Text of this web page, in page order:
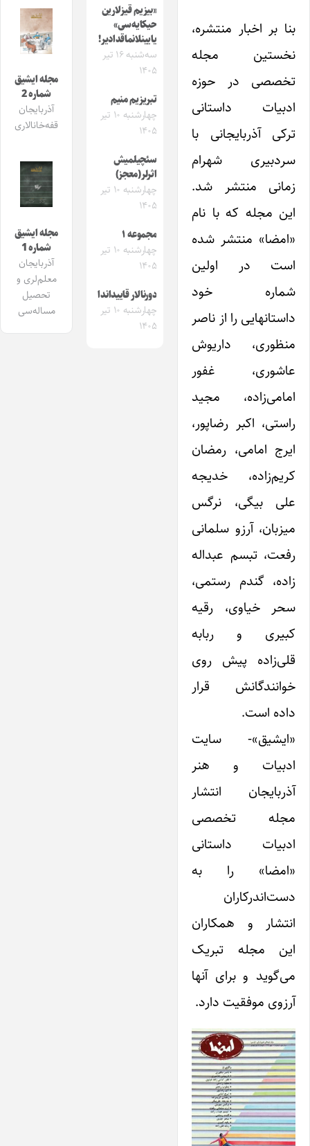
بنا بر اخبار منتشره،
نخستین مجله
تخصصی در حوزه
ادبیات داستانی
ترکی آذربایجانی با
سردبیری شهرام
زمانی منتشر شد.
این مجله که با نام
«امضا» منتشر شده
است در اولین
شماره خود
داستانهایی را از ناصر
منظوری، داریوش
عاشوری، غفور
امامی‌زاده، مجید
راستی، اکبر رضاپور،
ایرج امامی، رمضان
کریم‌زاده، خدیجه
علی بیگی، نرگس
میزبان، آرزو سلمانی
رفعت، تبسم عبداله
زاده، گندم رستمی،
سحر خیاوی، رقیه
کبیری و ربابه
قلی‌زاده پیش روی
خوانندگانش قرار
داده است.
«ایشیق»- سایت
ادبیات و هنر
آذربایجان انتشار
مجله تخصصی
ادبیات داستانی
«امضا» را به
دست‌اندرکاران
انتشار و همکاران
این مجله تبریک
می‌گوید و برای آنها
آرزوی موفقیت دارد.
«بیزیم قیزلارین
حیکایه‌سی»
یایینلانماقدادیر!
سه‌شنبه ۱۶ تیر
۱۴۰۵
تبریزیم منیم
چهارشنبه ۱۰ تیر
۱۴۰۵
سئچیلمیش
اثرلر(معجز)
چهارشنبه ۱۰ تیر
۱۴۰۵
مجموعه ۱
چهارشنبه ۱۰ تیر
۱۴۰۵
دورنالار قاییداندا
چهارشنبه ۱۰ تیر
۱۴۰۵
مجله ایشیق
شماره 2
آذربایجان
قفه‌خانالاری
مجله ایشیق
شماره 1
آذربایجان
معلم‌لری و
تحصیل
مساله‌سی